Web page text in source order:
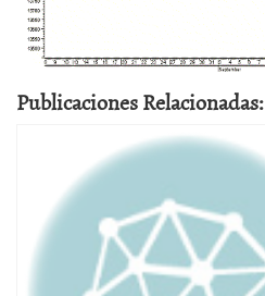
Publicaciones Relacionadas: